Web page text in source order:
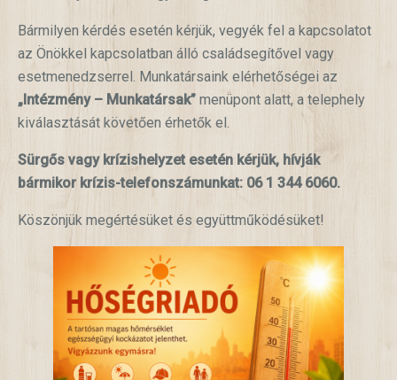
Bármilyen kérdés esetén kérjük, vegyék fel a kapcsolatot
az Önökkel kapcsolatban álló családsegítővel vagy
esetmenedzserrel. Munkatársaink elérhetőségei az
„Intézmény – Munkatársak” menüpont alatt, a telephely
kiválasztását követően érhetők el.
Sürgős vagy krízishelyzet esetén kérjük, hívják
bármikor krízis-telefonszámunkat: 06 1 344 6060.
Köszönjük megértésüket és együttműködésüket!